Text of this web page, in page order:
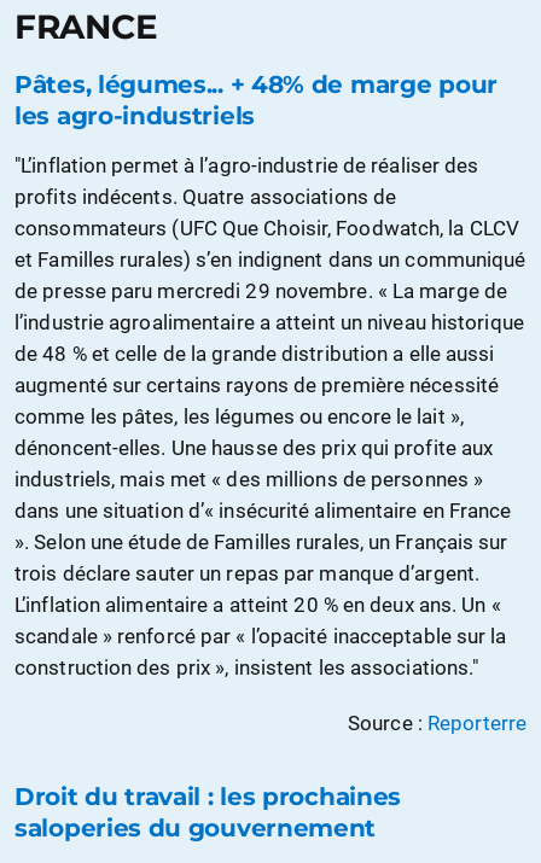
FRANCE
Pâtes, légumes... + 48% de marge pour
les agro-industriels
"L’inflation permet à l’agro-industrie de réaliser des
profits indécents. Quatre associations de
consommateurs (UFC Que Choisir, Foodwatch, la CLCV
et Familles rurales) s’en indignent dans un communiqué
de presse paru mercredi 29 novembre. « La marge de
l’industrie agroalimentaire a atteint un niveau historique
de 48 % et celle de la grande distribution a elle aussi
augmenté sur certains rayons de première nécessité
comme les pâtes, les légumes ou encore le lait »,
dénoncent-elles. Une hausse des prix qui profite aux
industriels, mais met « des millions de personnes »
dans une situation d’« insécurité alimentaire en France
». Selon une étude de Familles rurales, un Français sur
trois déclare sauter un repas par manque d’argent.
L’inflation alimentaire a atteint 20 % en deux ans. Un «
scandale » renforcé par « l’opacité inacceptable sur la
construction des prix », insistent les associations."
Source : Reporterre
Droit du travail : les prochaines
saloperies du gouvernement